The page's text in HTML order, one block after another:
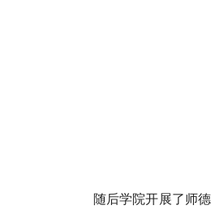
随后学院开展了师